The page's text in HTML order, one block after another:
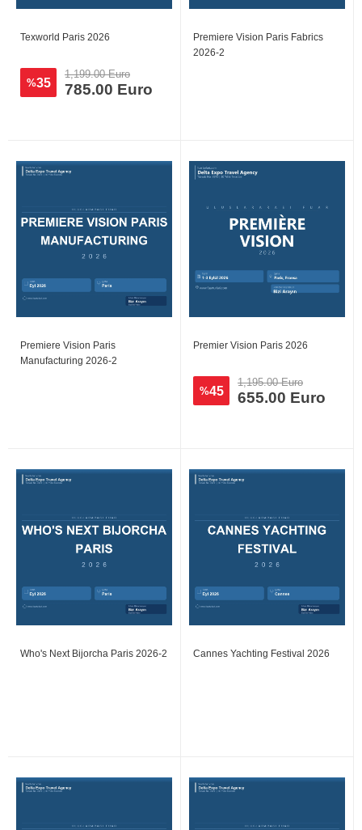
Texworld Paris 2026
%35
1,199.00 Euro
785.00 Euro
Premiere Vision Paris Fabrics
2026-2
Premiere Vision Paris
Manufacturing 2026-2
Premier Vision Paris 2026
%45
1,195.00 Euro
655.00 Euro
Who's Next Bijorcha Paris 2026-2 Cannes Yachting Festival 2026